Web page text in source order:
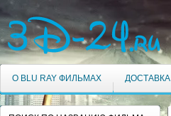
О BLU RAY ФИЛЬМАХ ДОСТАВКА